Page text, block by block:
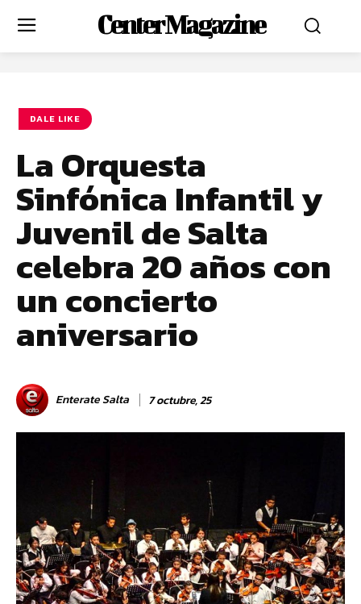
Center Magazine
DALE LIKE
La Orquesta
Sinfónica Infantil y
Juvenil de Salta
celebra 20 años con
un concierto
aniversario
Enterate Salta 7 octubre, 25